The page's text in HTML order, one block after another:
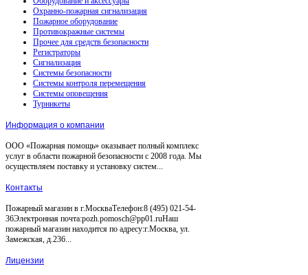
Охранно-пожарная сигнализация
Пожарное оборудование
Противокражные системы
Прочее для средств безопасности
Регистраторы
Сигнализация
Системы безопасности
Системы контроля перемещения
Системы оповещения
Турникеты
Информация о компании
ООО «Пожарная помощь» оказывает полный комплекс
услуг в области пожарной безопасности с 2008 года. Мы
осуществляем поставку и установку систем...
Контакты
Пожарный магазин в г.МоскваТелефон:8 (495) 021-54-
36Электронная почта:pozh.pomosch@pp01.ruНаш
пожарный магазин находится по адресу:г.Москва, ул.
Замежская, д.236...
Лицензии